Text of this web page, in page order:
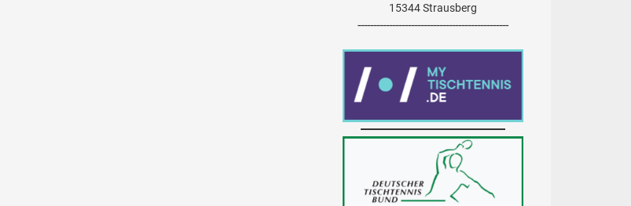
15344 Strausberg
------------------------------------------------